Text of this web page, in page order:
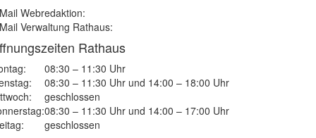
Webredaktion:
Verwaltung Rathaus:
Rathaus
08:30 – 11:30 Uhr
08:30 – 11:30 Uhr und 14:00 – 18:00 Uhr
geschlossen
08:30 – 11:30 Uhr und 14:00 – 17:00 Uhr
geschlossen